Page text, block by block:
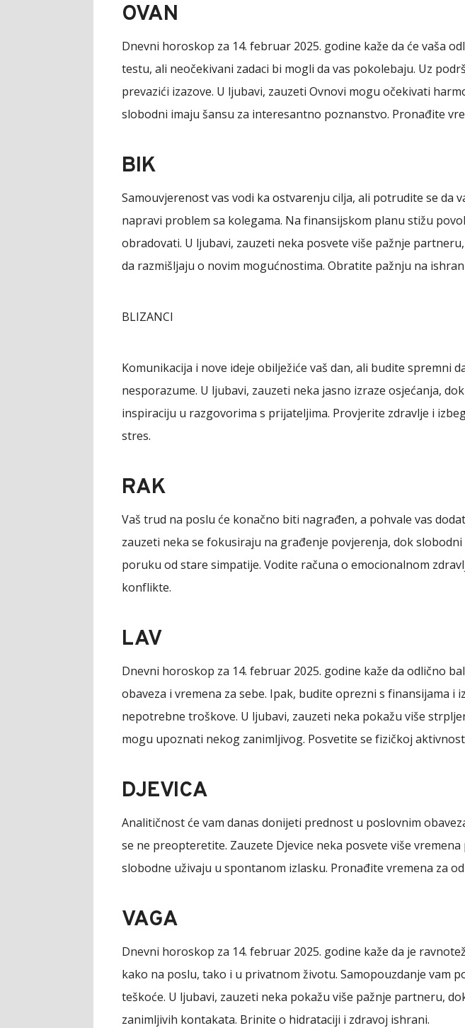
OVAN
Dnevni horoskop za 14. februar 2025. godine kaže da će vaša
testu, ali neočekivani zadaci bi mogli da vas pokolebaju. Uz
prevazići izazove. U ljubavi, zauzeti Ovnovi mogu očekivati
slobodni imaju šansu za interesantno poznanstvo. Pronađite
BIK
Samouvjerenost vas vodi ka ostvarenju cilja, ali potrudite se da
napravi problem sa kolegama. Na finansijskom planu stižu
obradovati. U ljubavi, zauzeti neka posvete više pažnje
da razmišljaju o novim mogućnostima. Obratite pažnju na
BLIZANCI
Komunikacija i nove ideje obilježiće vaš dan, ali budite spremni
nesporazume. U ljubavi, zauzeti neka jasno izraze osjećanja,
inspiraciju u razgovorima s prijateljima. Provjerite zdravlje i
stres.
RAK
Vaš trud na poslu će konačno biti nagrađen, a pohvale vas
zauzeti neka se fokusiraju na građenje povjerenja, dok
poruku od stare simpatije. Vodite računa o emocionalnom
konflikte.
LAV
Dnevni horoskop za 14. februar 2025. godine kaže da odlično
obaveza i vremena za sebe. Ipak, budite oprezni s finansijama i
nepotrebne troškove. U ljubavi, zauzeti neka pokažu više
mogu upoznati nekog zanimljivog. Posvetite se fizičkoj
DJEVICA
Analitičnost će vam danas donijeti prednost u poslovnim
se ne preopteretite. Zauzete Djevice neka posvete više
slobodne uživaju u spontanom izlasku. Pronađite vremena za
VAGA
Dnevni horoskop za 14. februar 2025. godine kaže da je
kako na poslu, tako i u privatnom životu. Samopouzdanje vam
teškoće. U ljubavi, zauzeti neka pokažu više pažnje partneru,
zanimljivih kontakata. Brinite o hidrataciji i zdravoj ishrani.